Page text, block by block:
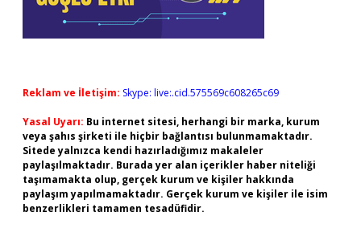
Reklam ve İletişim: Skype: live:.cid.575569c608265c69
Yasal Uyarı: Bu internet sitesi, herhangi bir marka, kurum
veya şahıs şirketi ile hiçbir bağlantısı bulunmamaktadır.
Sitede yalnızca kendi hazırladığımız makaleler
paylaşılmaktadır. Burada yer alan içerikler haber niteliği
taşımamakta olup, gerçek kurum ve kişiler hakkında
paylaşım yapılmamaktadır. Gerçek kurum ve kişiler ile isim
benzerlikleri tamamen tesadüfidir.